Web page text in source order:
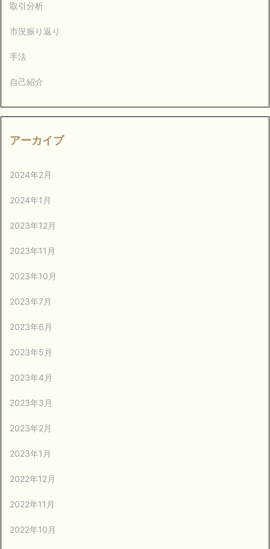
取引分析
市況振り返り
手法
自己紹介
アーカイブ
2024年2月
2024年1月
2023年12月
2023年11月
2023年10月
2023年7月
2023年6月
2023年5月
2023年4月
2023年3月
2023年2月
2023年1月
2022年12月
2022年11月
2022年10月